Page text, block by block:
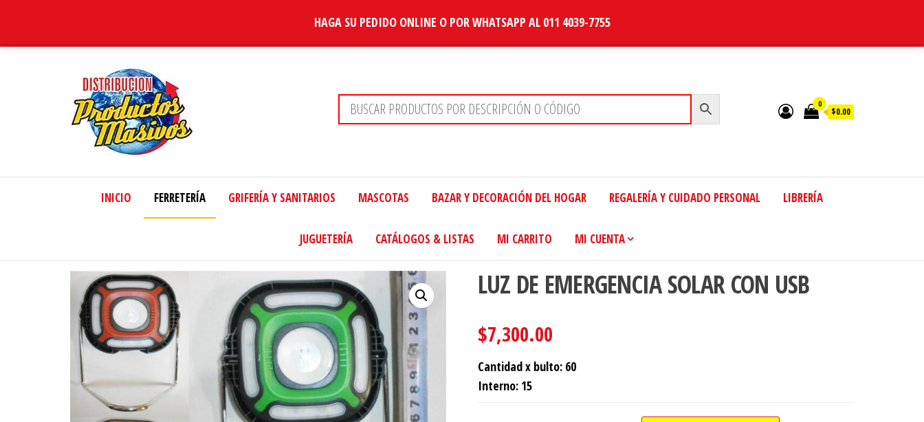
HAGA SU PEDIDO ONLINE O POR WHATSAPP AL 011 4039-7755
0
$0.00
INICIO FERRETERÍA GRIFERÍA Y SANITARIOS MASCOTAS BAZAR Y DECORACIÓN DEL HOGAR REGALERÍA Y CUIDADO PERSONAL LIBRERÍA
JUGUETERÍA CATÁLOGOS & LISTAS MI CARRITO MI CUENTA
LUZ DE EMERGENCIA SOLAR CON USB
$7,300.00
Cantidad x bulto: 60
Interno: 15